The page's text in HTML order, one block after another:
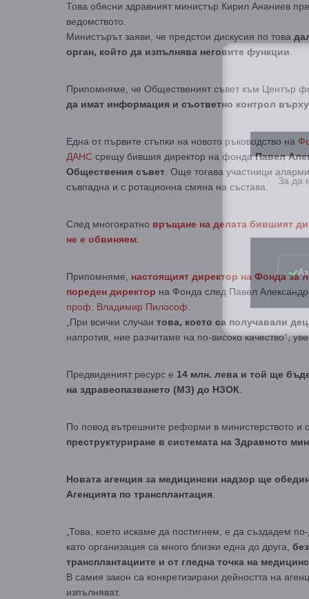
Това обясни здравният министър Кирил Ананиев
ведомството.
Министърът заяви, че предстои дискусия по това
орган, който да изпълнява неговите функции
Припомняме, че Общественият съвет към Център
да имат информация и съответно контрол
Една от първите стъпки на новото ръководство на
ДАНС срещу бившия директор на фондаПавел
Обществения съвет . Още тогава участници
съвпадна и с ротационна смяна на състава.
След многократно връщане на делата бившият
не е обвиняем
Припомняме, настоящият директор на Фонда за
пореден директор на Фонда след Павел
проф. Владимир Пилософ
„При всички случаи това, което са получавали
напротив, ние разчитаме на по-високо качество“,
Предвиденият ресурс е 14 млн. лева и той ще
на здравеопазването (МЗ) до НЗОК
По повод вътрешните реформи в министерството и
преструктуриране в системата на Здравното
Новата агенция за медицински надзор ще
Агенцията по трансплантация
„Това, което искаме да постигнем, е да създадем
като организация са много близки една до друга,
трансплантациите и от гледна точка на
В самия закон са конкретизирани дейността на
изпълняват.
За да